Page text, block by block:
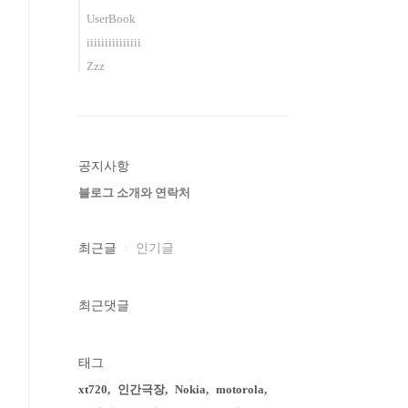
UserBook
iiiiiiiiiiiiiii
Zzz
공지사항
블로그 소개와 연락처
최근글 인기글
최근댓글
태그
xt720
인간극장 Nokia
motorola